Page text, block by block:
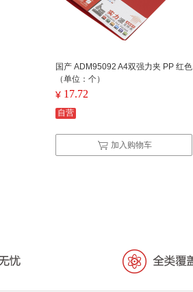
国产 ADM95092 A4双强力夹 PP 红色
（单位：个）
¥ 17.72
自营
加入购物车